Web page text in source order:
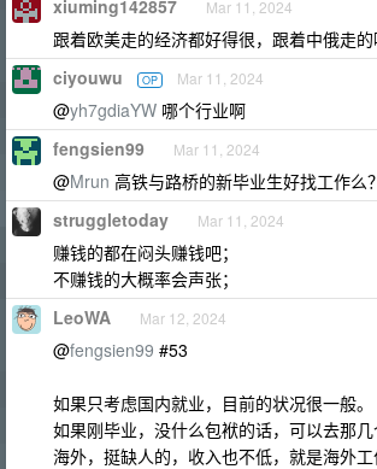
xiuming142857 Mar 11, 2024
跟着欧美走的经济都好得很，跟着中俄走
ciyouwu OP Mar 11, 2024
@yh7gdiaYW 哪个行业啊
fengsien99 Mar 11, 2024
@Mrun 高铁与路桥的新毕业生好找工作么？
struggletoday Mar 11, 2024
赚钱的都在闷头赚钱吧；
不赚钱的大概率会声张；
LeoWA Mar 12, 2024
@fengsien99 #53
如果只考虑国内就业，目前的状况很一般。
如果刚毕业，没什么包袱的话，可以去那
海外，挺缺人的，收入也不低，就是海外工